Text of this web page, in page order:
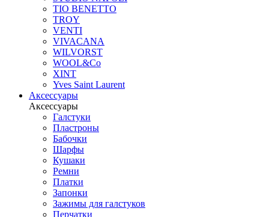
TIO BENETTO
TROY
VENTI
VIVACANA
WILVORST
WOOL&Co
XINT
Yves Saint Laurent
Аксессуары
Аксессуары
Галстуки
Пластроны
Бабочки
Шарфы
Кушаки
Ремни
Платки
Запонки
Зажимы для галстуков
Перчатки